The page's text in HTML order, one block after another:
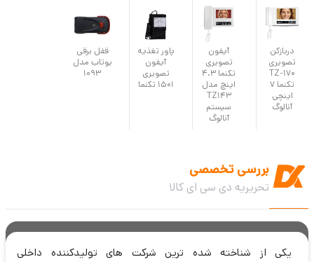
دربازکن
تصویری
TZ-170
تکنما 7
اینچی
آنالوگ
آیفون
تصویری
تکنما 4.3
اینچ مدل
TZ143
سیستم
آنالوگ
پاور تغذیه
آیفون
تصویری
1501 تکنما
قفل برقی
یوتاب مدل
1093
بررسی تخصصی
تحریریه دی سی ای کالا
یکی از شناخته شده ترین شرکت های تولیدکننده داخلی